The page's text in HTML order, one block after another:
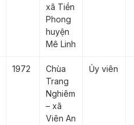
xã Tiền
Phong
huyện
Mê Linh
1972
Chùa
Trang
Nghiêm
– xã
Viên An
Ủy viên